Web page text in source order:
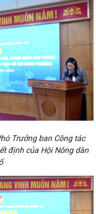
Trưởng ban Công tác
định của Hội Nông dân